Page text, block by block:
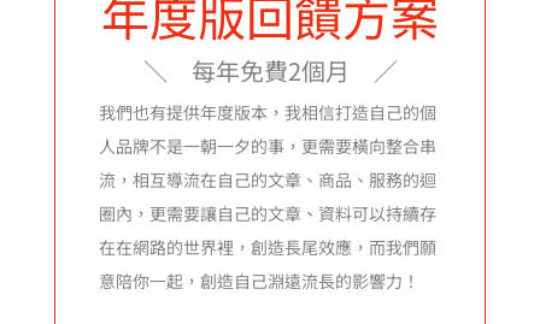
年度版回饋方案
＼ 每年免費2個月 ／
我們也有提供年度版本，我相信打造自己的個
人品牌不是一朝一夕的事，更需要橫向整合串
流，相互導流在自己的文章、商品、服務的迴
圈內，更需要讓自己的文章、資料可以持續存
在在網路的世界裡，創造長尾效應，而我們願
意陪你一起，創造自己淵遠流長的影響力！